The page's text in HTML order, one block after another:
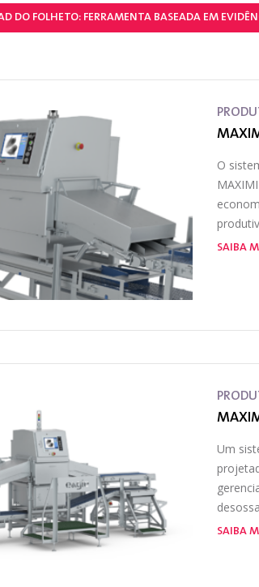
DO FOLHETO: FERRAMENTA BASEADA EM
O
SAIBA
Um
SAIBA